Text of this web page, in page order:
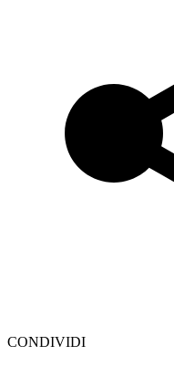
CONDIVIDI